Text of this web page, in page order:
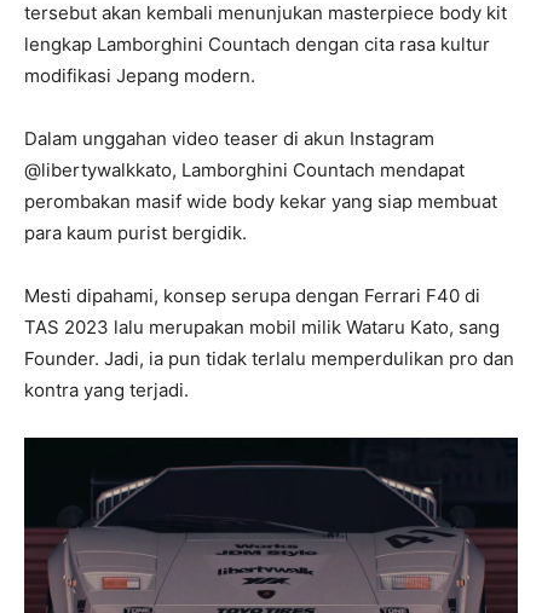
tersebut akan kembali menunjukan masterpiece body kit
lengkap Lamborghini Countach dengan cita rasa kultur
modifikasi Jepang modern.
Dalam unggahan video teaser di akun Instagram
@libertywalkkato, Lamborghini Countach mendapat
perombakan masif wide body kekar yang siap membuat
para kaum purist bergidik.
Mesti dipahami, konsep serupa dengan Ferrari F40 di
TAS 2023 lalu merupakan mobil milik Wataru Kato, sang
Founder. Jadi, ia pun tidak terlalu memperdulikan pro dan
kontra yang terjadi.